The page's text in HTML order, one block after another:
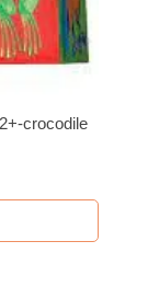
crocodile